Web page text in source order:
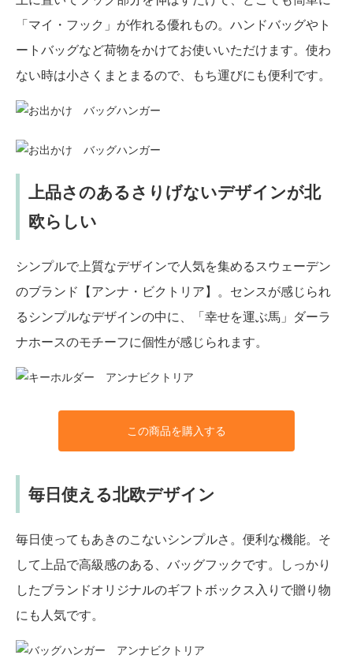
「マイ・フック」が作れる優れもの。ハンドバッグやト
ートバッグなど荷物をかけてお使いいただけます。使わ
ない時は小さくまとまるので、もち運びにも便利です。
上品さのあるさりげないデザインが北
欧らしい
シンプルで上質なデザインで人気を集めるスウェーデン
のブランド【アンナ・ビクトリア】。センスが感じられ
るシンプルなデザインの中に、「幸せを運ぶ馬」ダーラ
ナホースのモチーフに個性が感じられます。
この商品を購入する
毎日使える北欧デザイン
毎日使ってもあきのこないシンプルさ。便利な機能。そ
して上品で高級感のある、バッグフックです。しっかり
したブランドオリジナルのギフトボックス入りで贈り物
にも人気です。